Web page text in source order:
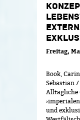
Freitag,
Book,
Sebastian /
Alltägliche
und